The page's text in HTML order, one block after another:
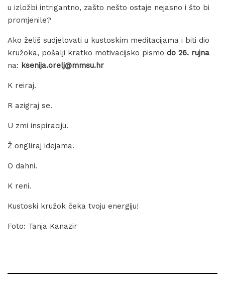
u izložbi intrigantno, zašto nešto ostaje nejasno i što bi
promjenile?
Ako želiš sudjelovati u kustoskim meditacijama i biti dio
kružoka, pošalji kratko motivacijsko pismo do 26. rujna
na: ksenija.orelj@mmsu.hr
K reiraj.
R azigraj se.
U zmi inspiraciju.
Ž ongliraj idejama.
O dahni.
K reni.
Kustoski kružok čeka tvoju energiju!
Foto: Tanja Kanazir